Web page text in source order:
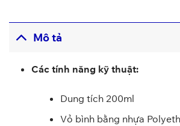
Mô tả
Các tính năng kỹ thuật:
Dung tích 200ml
Vỏ bình bằng nhựa